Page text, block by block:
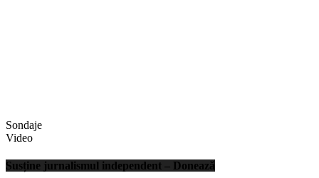
Sondaje
Video
Susține jurnalismul independent – Donează